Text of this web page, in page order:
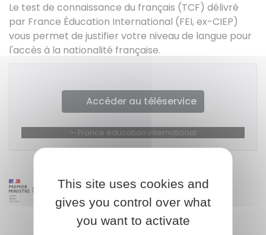
Le test de connaissance du français (TCF) délivré
par France Éducation International (FEI, ex-CIEP)
vous permet de justifier votre niveau de langue pour
l'accès à la nationalité française.
Accéder au téléservice
France éducation international
This site uses cookies and
gives you control over what
you want to activate